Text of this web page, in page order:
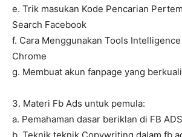
e. Trik masukan Kode Pencarian
Search Facebook
f. Cara Menggunakan Tools
Chrome
g. Membuat akun fanpage yang
3. Materi Fb Ads untuk pemula:
a. Pemahaman dasar beriklan di FB ADS